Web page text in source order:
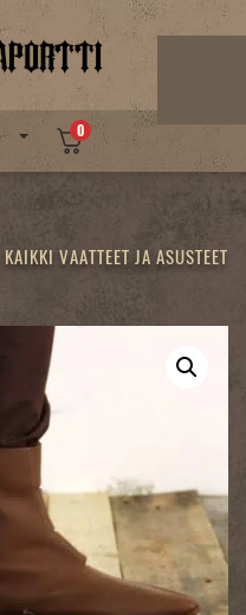
0
KAIKKI VAATTEET JA ASUSTEET